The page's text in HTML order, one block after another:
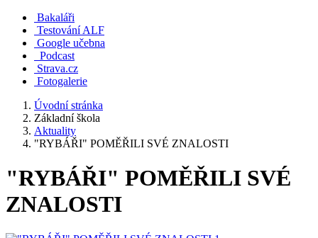
Bakaláři
Testování ALF
Google učebna
Podcast
Strava.cz
Fotogalerie
Úvodní stránka
Základní škola
Aktuality
"RYBÁŘI" POMĚŘILI SVÉ ZNALOSTI
"RYBÁŘI" POMĚŘILI SVÉ
ZNALOSTI